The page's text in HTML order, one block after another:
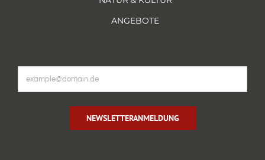
ANGEBOTE
NEWSLETTERANMELDUNG